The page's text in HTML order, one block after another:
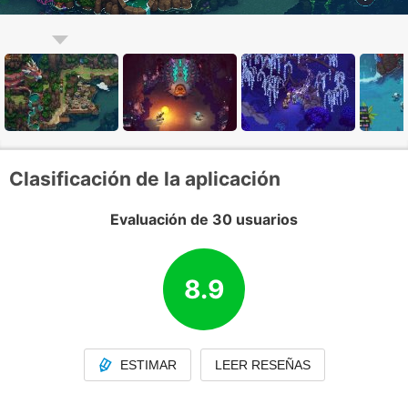
Clasificación de la aplicación
Evaluación de 30 usuarios
8.9
ESTIMAR LEER RESEÑAS